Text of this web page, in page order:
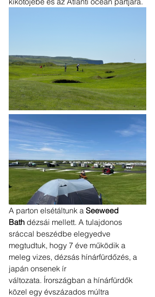
A parton elsétáltunk a Seeweed
Bath dézsái mellett. A tulajdonos
sráccal beszédbe elegyedve
megtudtuk, hogy 7 éve működik a
meleg vizes, dézsás hínárfürdőzés, a
japán onsenek ír
változata. Írországban a hínárfürdők
közel egy évszázados múltra